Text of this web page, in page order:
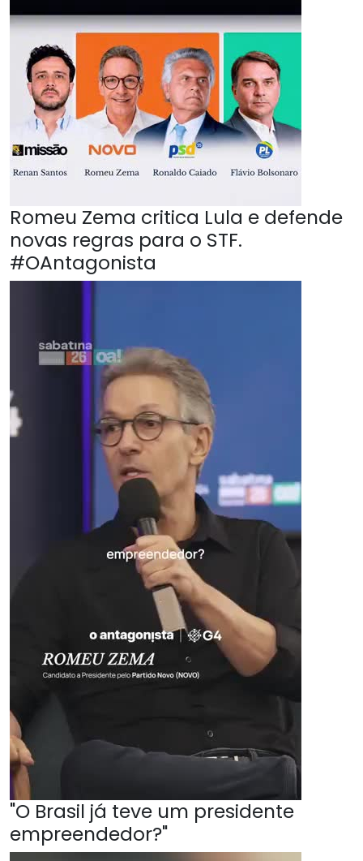
Romeu Zema critica Lula e defende
novas regras para o STF.
#OAntagonista
"O Brasil já teve um presidente
empreendedor?"